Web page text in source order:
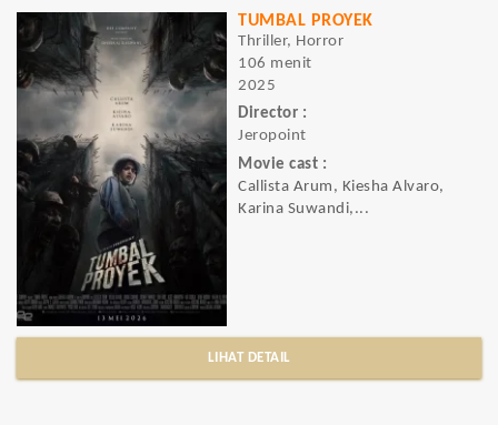
TUMBAL PROYEK
Thriller, Horror
106 menit
2025
Director :
Jeropoint
Movie cast :
Callista Arum, Kiesha Alvaro,
Karina Suwandi,...
LIHAT DETAIL